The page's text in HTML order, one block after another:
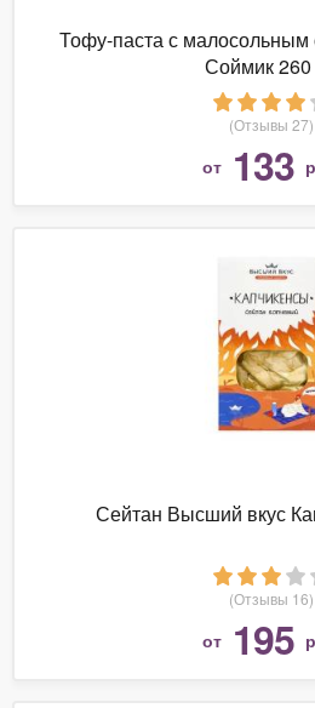
Тофу-паста с малосольным
Соймик 260
(Отзывы 27)
от 133
Сейтан Высший вкус
(Отзывы 16)
от 195